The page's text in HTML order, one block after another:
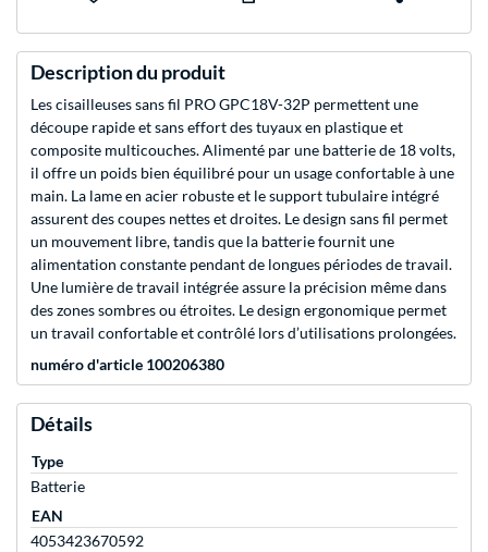
Description du produit
Les cisailleuses sans fil PRO GPC18V-32P permettent une
découpe rapide et sans effort des tuyaux en plastique et
composite multicouches. Alimenté par une batterie de 18 volts,
il offre un poids bien équilibré pour un usage confortable à une
main. La lame en acier robuste et le support tubulaire intégré
assurent des coupes nettes et droites. Le design sans fil permet
un mouvement libre, tandis que la batterie fournit une
alimentation constante pendant de longues périodes de travail.
Une lumière de travail intégrée assure la précision même dans
des zones sombres ou étroites. Le design ergonomique permet
un travail confortable et contrôlé lors d’utilisations prolongées.
numéro d'article 100206380
Détails
Type
Batterie
EAN
4053423670592